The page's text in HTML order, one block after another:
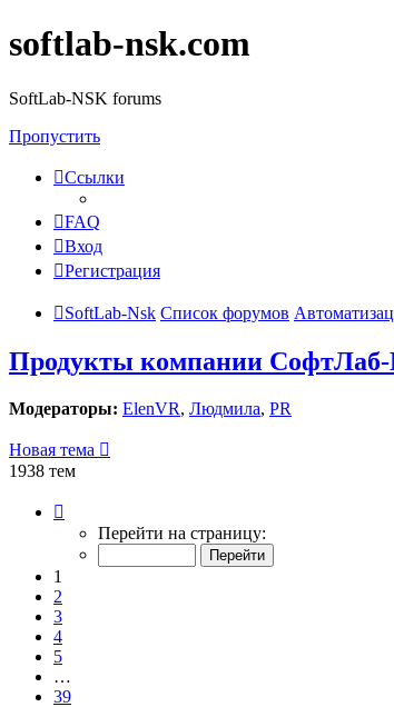
softlab-nsk.com
SoftLab-NSK forums
Пропустить
Ссылки
FAQ
Вход
Регистрация
SoftLab-Nsk Список форумов
Продукты компании
Модераторы: ElenVR, Людмила, PR
Новая тема
1938 тем
Перейти на страницу:
1
2
3
4
5
…
39